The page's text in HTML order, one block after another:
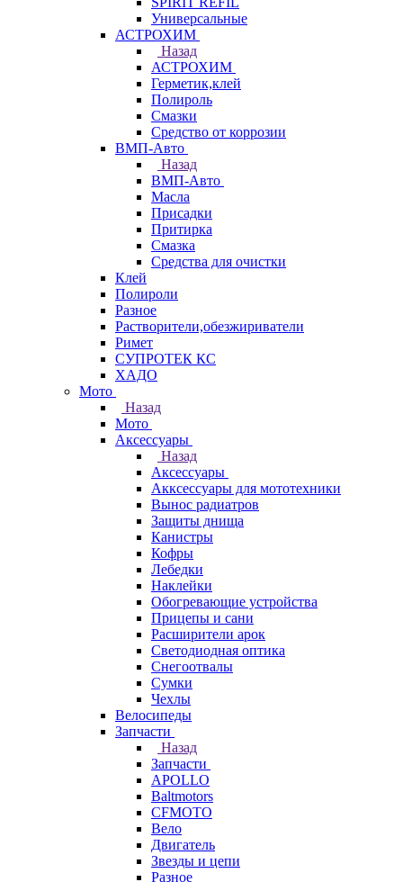
Универсальные
АСТРОХИМ
Назад
АСТРОХИМ
Герметик,клей
Полироль
Смазки
Средство от коррозии
ВМП-Авто
Назад
ВМП-Авто
Масла
Присадки
Притирка
Смазка
Средства для очистки
Клей
Полироли
Разное
Растворители,обезжириватели
Римет
СУПРОТЕК КС
ХАДО
Мото
Назад
Мото
Аксессуары
Назад
Аксессуары
Акксессуары для мототехники
Вынос радиатров
Защиты днища
Канистры
Кофры
Лебедки
Наклейки
Обогревающие устройства
Прицепы и сани
Расширители арок
Светодиодная оптика
Снегоотвалы
Сумки
Чехлы
Велосипеды
Запчасти
Назад
Запчасти
APOLLO
Baltmotors
CFMOTO
Вело
Двигатель
Звезды и цепи
Разное